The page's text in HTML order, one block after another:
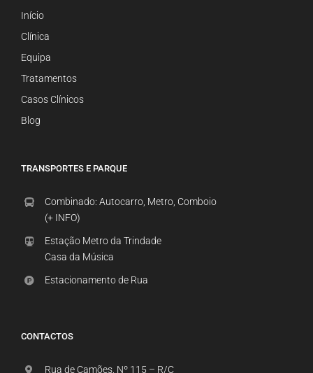
Início
Clínica
Equipa
Tratamentos
Casos Clínicos
Blog
TRANSPORTES E PARQUE
Combinado: Autocarro, Metro, Comboio
(+ INFO)
Estação Metro da Trindade
Casa da Música
Estacionamento de Rua
CONTACTOS
Rua de Camões, Nº 115 – R/C